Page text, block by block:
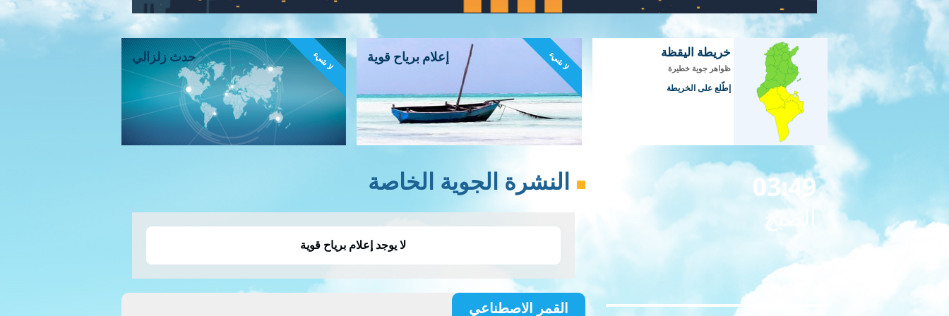
خريطة اليقظة
ظواهر جوية خطيرة
إطّلع على الخريطة
إعلام برياح قوية لا شيء حدث زلزالي لا شيء
النشرة الجوية الخاصة
لا يوجد إعلام برياح قوية
القمر الاصطناعي
03:49
الصبح